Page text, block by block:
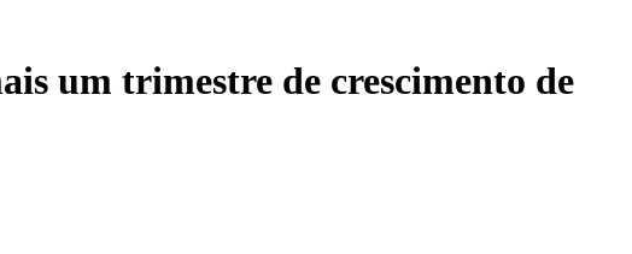
um trimestre de crescimento de